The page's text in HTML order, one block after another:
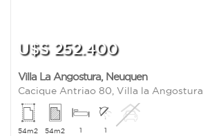
U$S 252.400
Villa La Angostura, Neuquen
Cacique Antriao 80, Villa la Angostura
54m2 54m2 1 1